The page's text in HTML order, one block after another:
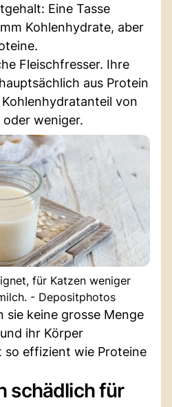
Eine Tasse
Kohlenhydrate, aber
Fleischfresser. Ihre
aus Protein
von
weniger.
für Katzen weniger
- Depositphotos
sie keine grosse Menge
ihr Körper
so effizient wie Proteine
schädlich für